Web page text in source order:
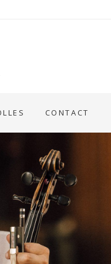
CONTACT